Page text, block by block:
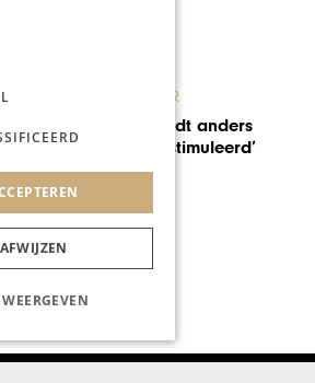
KUNST & CULTUUR
Limburgse première film De
Ballonvaarder